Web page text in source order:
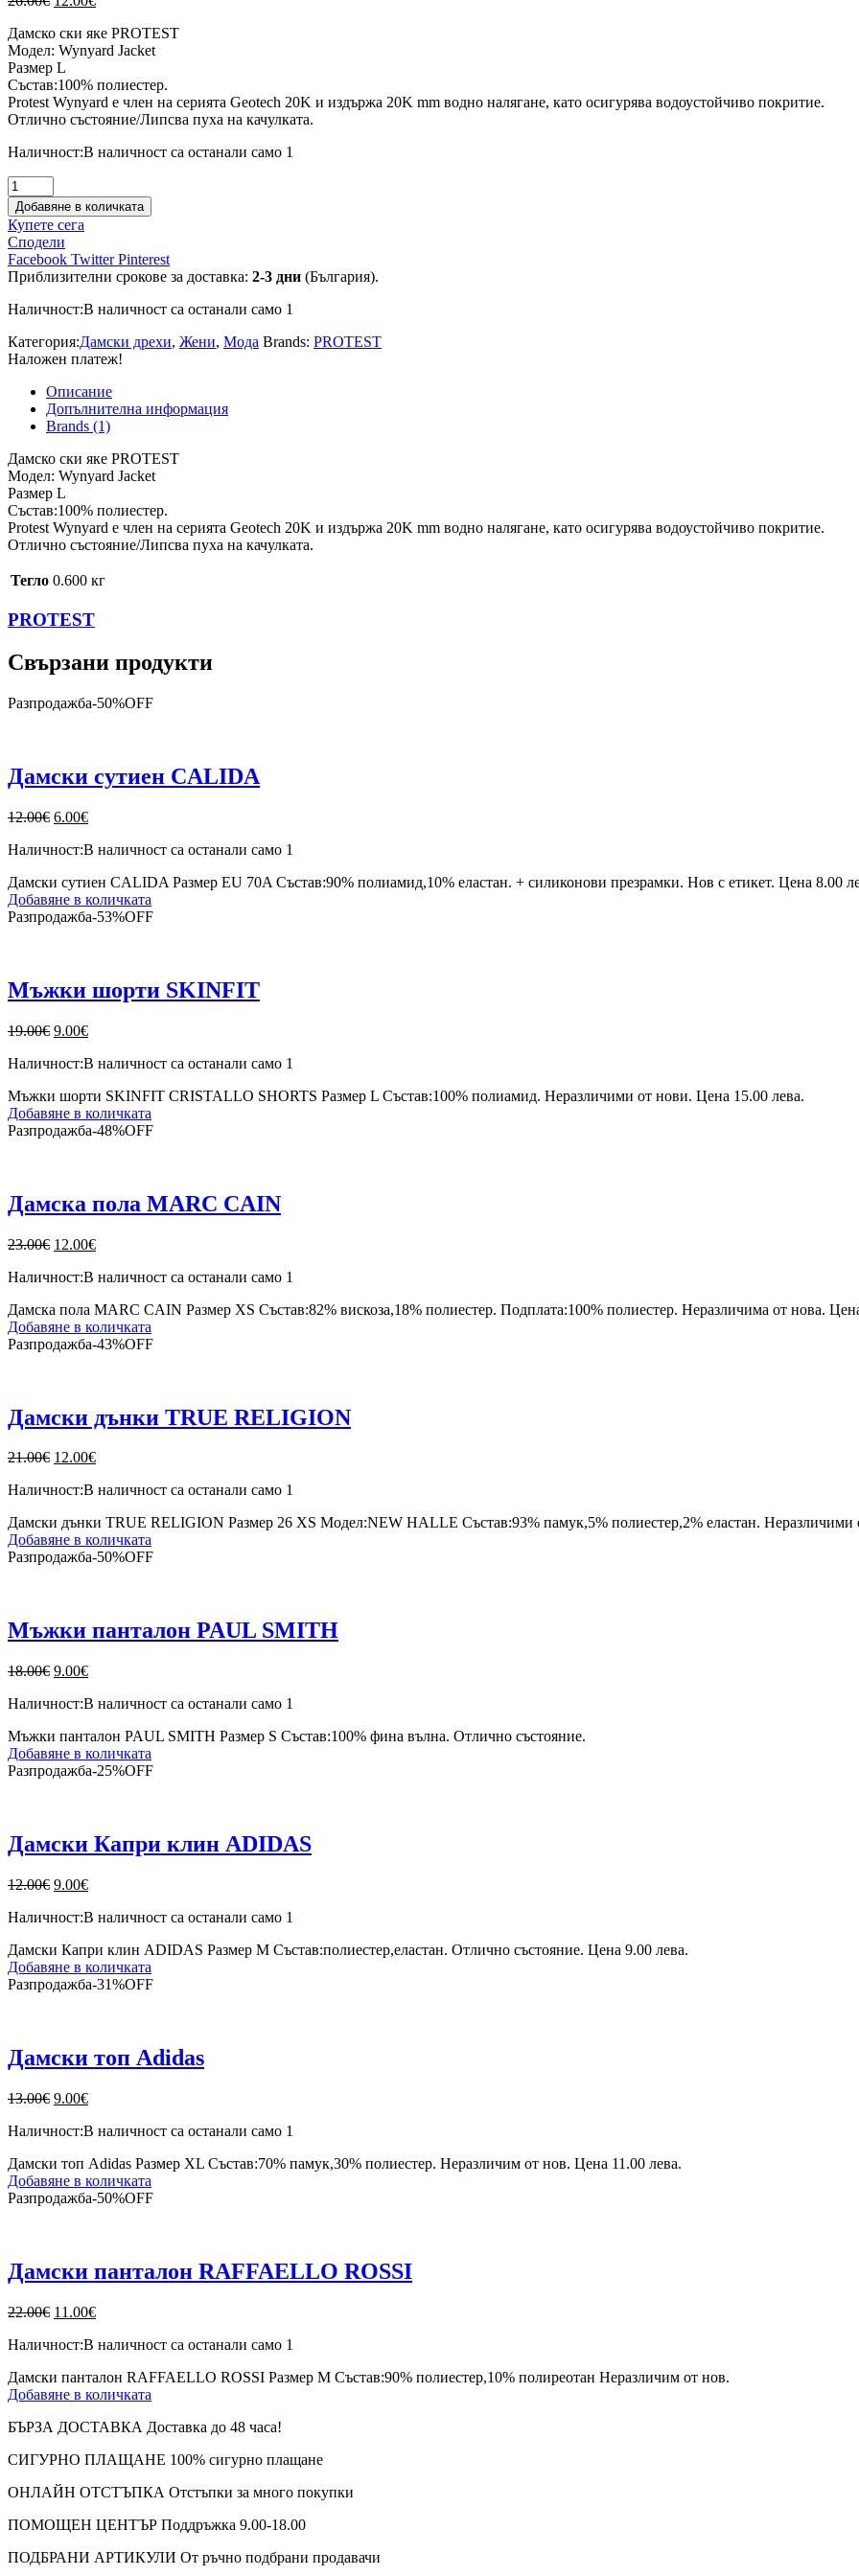
was:
26.00€.
е:
12.00€.
Дамско ски яке PROTEST
Модел: Wynyard Jacket
Размер L
Състав:100% полиестер.
Protest Wynyard е член на серията Geotech 20K и издържа 20K mm водно налягане, като осигурява водоустойчиво покритие.
Отлично състояние/Липсва пуха на качулката.
Наличност:В наличност са останали само 1
количество
за
Дамско
ски
яке
PROTEST
Добавяне в количката
Купете сега
Сподели
Facebook Twitter Pinterest
Приблизителни срокове за доставка: 2-3 дни (България).
Наличност:В наличност са останали само 1
Категория:Дамски дрехи, Жени, Мода Brands: PROTEST
Наложен платеж!
Описание
Допълнителна информация
Brands (1)
Дамско ски яке PROTEST
Модел: Wynyard Jacket
Размер L
Състав:100% полиестер.
Protest Wynyard е член на серията Geotech 20K и издържа 20K mm водно налягане, като осигурява водоустойчиво покритие.
Отлично състояние/Липсва пуха на качулката.
Тегло 0.600 кг
PROTEST
Свързани продукти
Разпродажба-50%OFF
Дамски сутиен CALIDA
12.00€ Original
was:
6.00€Текущата
е:
Наличност:В наличност са останали само 1
Дамски сутиен CALIDA Размер EU 70A Състав:90% полиамид,10% еластан. + силиконови презрамки. Нов с етикет. Цена 8.00
Добавяне в количката
Разпродажба-53%OFF
Мъжки шорти SKINFIT
19.00€ Original
was:
9.00€Текущата
е:
Наличност:В наличност са останали само 1
Мъжки шорти SKINFIT CRISTALLO SHORTS Размер L Състав:100% полиамид. Неразличими от нови. Цена 15.00 лева.
Добавяне в количката
Разпродажба-48%OFF
Дамска пола MARC CAIN
23.00€ Original
was:
12.00€Текущата
е:
Наличност:В наличност са останали само 1
Дамска пола MARC CAIN Размер XS Състав:82% вискоза,18% полиестер. Подплата:100% полиестер. Неразличима от нова.
Добавяне в количката
Разпродажба-43%OFF
Дамски дънки TRUE RELIGION
21.00€ Original
was:
12.00€Текущата
е:
Наличност:В наличност са останали само 1
Дамски дънки TRUE RELIGION Размер 26 XS Модел:NEW HALLE Състав:93% памук,5% полиестер,2% еластан. Неразличими
Добавяне в количката
Разпродажба-50%OFF
Мъжки панталон PAUL SMITH
18.00€ Original
was:
9.00€Текущата
е:
Наличност:В наличност са останали само 1
Мъжки панталон PAUL SMITH Размер S Състав:100% фина вълна. Отлично състояние.
Добавяне в количката
Разпродажба-25%OFF
Дамски Капри клин ADIDAS
12.00€ Original
was:
9.00€Текущата
е:
Наличност:В наличност са останали само 1
Дамски Капри клин ADIDAS Размер М Състав:полиестер,еластан. Отлично състояние. Цена 9.00 лева.
Добавяне в количката
Разпродажба-31%OFF
Дамски топ Adidas
13.00€ Original
was:
9.00€Текущата
е:
Наличност:В наличност са останали само 1
Дамски топ Adidas Размер XL Състав:70% памук,30% полиестер. Неразличим от нов. Цена 11.00 лева.
Добавяне в количката
Разпродажба-50%OFF
Дамски панталон RAFFAELLO ROSSI
22.00€ Original
was:
11.00€Текущата
е:
Наличност:В наличност са останали само 1
Дамски панталон RAFFAELLO ROSSI Размер М Състав:90% полиестер,10% полиреотан Неразличим от нов.
Добавяне в количката
БЪРЗА ДОСТАВКА Доставка до 48 часа!
СИГУРНО ПЛАЩАНЕ 100% сигурно плащане
ОНЛАЙН ОТСТЪПКА Отстъпки за много покупки
ПОМОЩЕН ЦЕНТЪР Поддръжка 9.00-18.00
ПОДБРАНИ АРТИКУЛИ От ръчно подбрани продавачи